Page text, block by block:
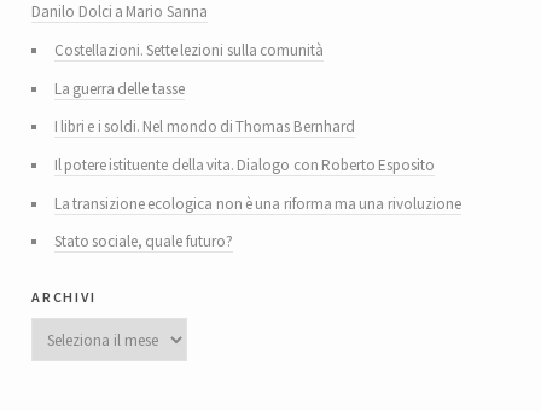
Danilo Dolci a Mario Sanna
Costellazioni. Sette lezioni sulla comunità
La guerra delle tasse
I libri e i soldi. Nel mondo di Thomas Bernhard
Il potere istituente della vita. Dialogo con Roberto Esposito
La transizione ecologica non è una riforma ma una rivoluzione
Stato sociale, quale futuro?
archivi